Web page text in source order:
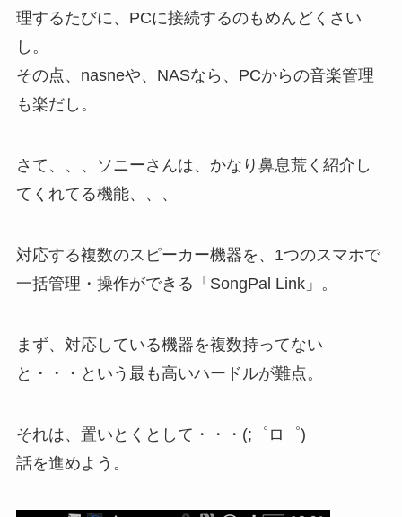
理するたびに、PCに接続するのもめんどくさい
し。
その点、nasneや、NASなら、PCからの音楽管理
も楽だし。
さて、、、ソニーさんは、かなり鼻息荒く紹介し
てくれてる機能、、、
対応する複数のスピーカー機器を、1つのスマホで
一括管理・操作ができる「SongPal Link」。
まず、対応している機器を複数持ってない
と・・・という最も高いハードルが難点。
それは、置いとくとして・・・(;゜ロ゜)
話を進めよう。